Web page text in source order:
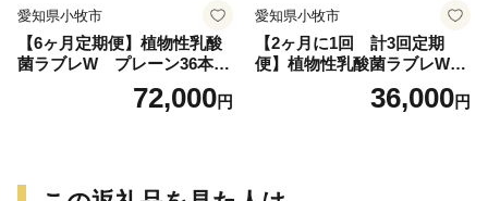
愛知県小牧市
【6ヶ月定期便】植物性乳酸
菌ラブレW プレーン36本
72,000円
愛知県小牧市
【2ヶ月に1回 計3回定期
便】植物性乳酸菌ラブレW
プレーン36本（計108本）
36,000円